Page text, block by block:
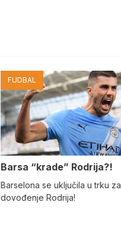
FUDBAL
Barsa “krade” Rodrija?!
Barselona se uključila u trku za
dovođenje Rodrija!